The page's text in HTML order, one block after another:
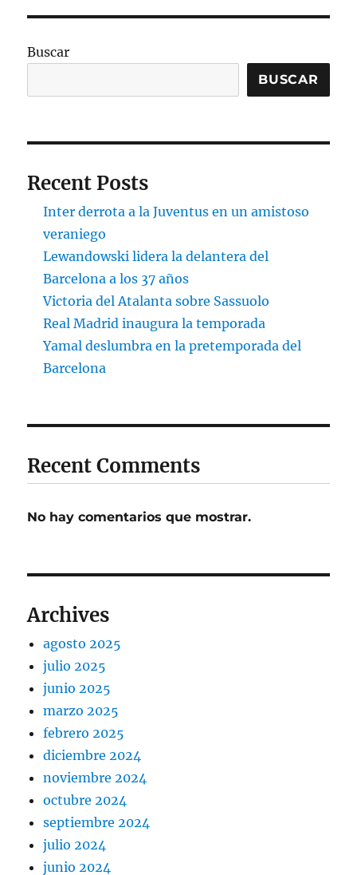
Buscar
BUSCAR
Recent Posts
Inter derrota a la Juventus en un amistoso
veraniego
Lewandowski lidera la delantera del
Barcelona a los 37 años
Victoria del Atalanta sobre Sassuolo
Real Madrid inaugura la temporada
Yamal deslumbra en la pretemporada del
Barcelona
Recent Comments
No hay comentarios que mostrar.
Archives
agosto 2025
julio 2025
junio 2025
marzo 2025
febrero 2025
diciembre 2024
noviembre 2024
octubre 2024
septiembre 2024
julio 2024
junio 2024